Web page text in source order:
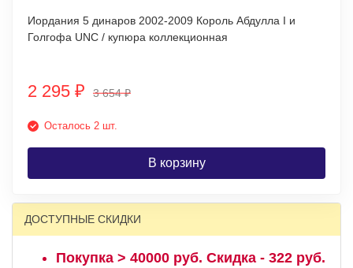
Иордания 5 динаров 2002-2009 Король Абдулла I и
Голгофа UNC / купюра коллекционная
2 295 ₽ 3 654₽
Осталось 2 шт.
В корзину
ДОСТУПНЫЕ СКИДКИ
Покупка > 40000 руб. Скидка - 322 руб.